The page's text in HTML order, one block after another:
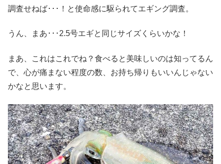
調査せねば･･･！と使命感に駆られてエギング調査。
うん、まあ･･･2.5号エギと同じサイズくらいかな！
まあ、これはこれでね？食べると美味しいのは知ってるん
で、心が痛まない程度の数、お持ち帰りもいいんじゃない
かなと思います。